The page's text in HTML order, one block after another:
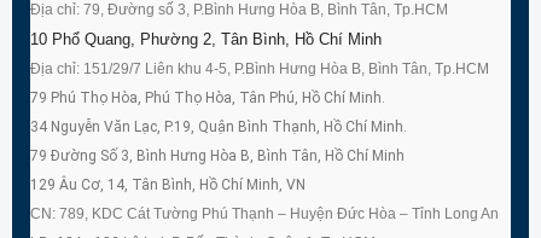
Địa chỉ: 79, Đường số 3, P.Bình Hưng Hòa B, Bình Tân, Tp.HCM
10 Phổ Quang, Phường 2, Tân Bình, Hồ Chí Minh
Địa chỉ: 151/29/7 Liên khu 4-5, P.Bình Hưng Hòa B, Bình Tân, Tp.HCM
79 Phú Thọ Hòa, Phú Thọ Hòa, Tân Phú, Hồ Chí Minh.
34 Nguyễn Văn Lạc, P.19, Quận Bình Thạnh, Hồ Chí Minh.
79 Đường Số 3, Bình Hưng Hòa B, Bình Tân, Hồ Chí Minh
129 Âu Cơ, 14, Tân Bình, Hồ Chí Minh, VN
CN: 789, KDC Cát Tường Phú Thạnh – Huyện Đức Hòa – Tỉnh Long An